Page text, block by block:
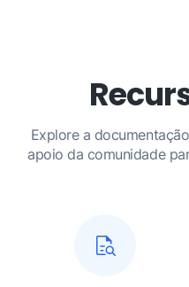
Explore a
apoio da comunidade